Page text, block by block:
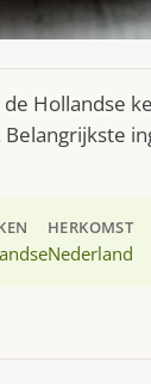
Hollandse
HERKOMST
Nederland